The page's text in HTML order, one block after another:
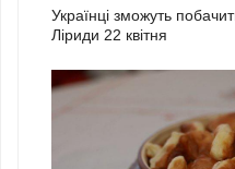
Українці зможуть
Ліриди 22 квітня